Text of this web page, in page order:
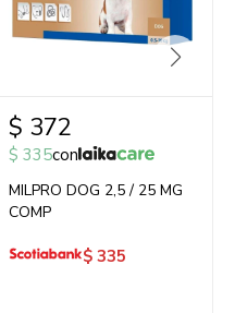
$ 372
$ 335con
MILPRO DOG 2,5 / 25 MG
COMP
$ 335